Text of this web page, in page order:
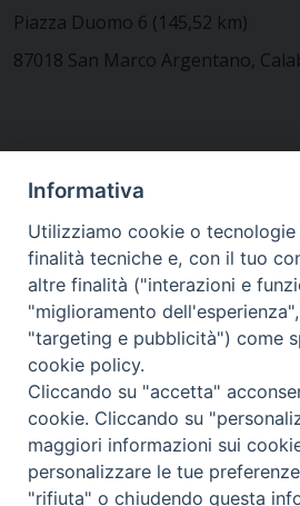
Piazza Duomo 6 (145,52 km)
87018 San Marco Argentano,
MODULISTICA
WEBMAIL
RENDICONTO 8X1000
Informativa
Utilizziamo cookie o tecnologie
finalità tecniche e, con il tuo
altre finalità ("interazioni e
"miglioramento
"targeting e pubblicità") come
cookie policy.
Cliccando su "accetta"
cookie. Cliccando su
maggiori informazioni sui
personalizzare le tue
"rifiuta" o chiudendo questa